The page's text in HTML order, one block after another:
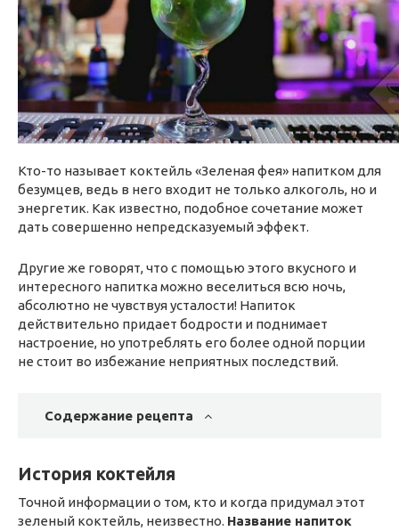
Кто-то называет коктейль «Зеленая фея» напитком для
безумцев, ведь в него входит не только алкоголь, но и
энергетик. Как известно, подобное сочетание может
дать совершенно непредсказуемый эффект.
Другие же говорят, что с помощью этого вкусного и
интересного напитка можно веселиться всю ночь,
абсолютно не чувствуя усталости! Напиток
действительно придает бодрости и поднимает
настроение, но употреблять его более одной порции
не стоит во избежание неприятных последствий.
Содержание рецепта
История коктейля
Точной информации о том, кто и когда придумал этот
зеленый коктейль, неизвестно. Название напиток